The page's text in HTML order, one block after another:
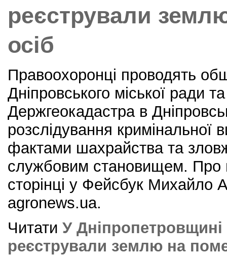
реєстрували
осіб
Правоохоронці проводять
Дніпровського міської ради
Держгеокадастра в
розслідування кримінальної
фактами шахрайства та
службовим становищем. Про
сторінці у Фейсбук Михайло
agronews.ua.
Читати У Дніпропетровщині
реєстрували землю на